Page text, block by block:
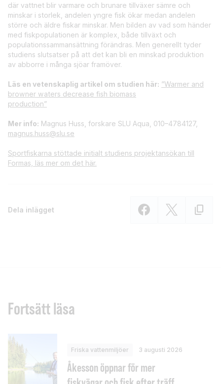
där vattnet blir varmare och brunare tillväxer sämre och
minskar i storlek, andelen yngre fisk ökar medan andelen
större och äldre fiskar minskar. Men bilden av vad som händer
med fiskpopulationen är komplex, både tillväxt och
populationssammansättning förändras. Men generellt tyder
studiens slutsatser på att det kan bli en minskad produktion
av abborre i många sjöar framöver.
Läs en vetenskaplig artikel om studien här: ”Warmer and
browner waters decrease fish biomass
production”
Mer info: Magnus Huss, forskare SLU Aqua, 010–4784127,
magnus.huss@slu.se
Sportfiskarna stöttade initialt studiens projektansökan till
Formas, läs mer om det här.
Dela inlägget
Fortsätt läsa
Friska vattenmiljöer 3 augusti 2026
Åkesson öppnar för mer